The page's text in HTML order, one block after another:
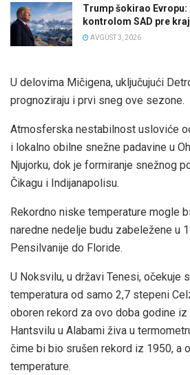
Trump šokirao Evropu:
kontrolom SAD pre
AVGUST 3, 2026
U delovima Mičigena, uključujući
prognoziraju i prvi sneg ove sezone.
Atmosferska nestabilnost usloviće
i lokalno obilne snežne padavine u
Njujorku, dok je formiranje snežnog
Čikagu i Indijanapolisu.
Rekordno niske temperature mogle
naredne nedelje budu zabeležene u
Pensilvanije do Floride.
U Noksvilu, u državi Tenesi, očekuje
temperatura od samo 2,7 stepeni
oboren rekord za ovo doba godine
Hantsvilu u Alabami živa u
čime bi bio srušen rekord iz 1950, a
temperature.